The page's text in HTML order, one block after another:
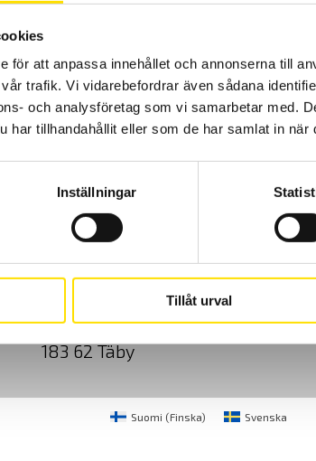
för att anpassa innehållet och annonserna till
trafik. Vi vidarebefordrar även sådana
och analysföretag som vi samarbetar med.
har tillhandahållit eller som de har samlat in när
Inställningar
Tillåt urval
Cookies
Sjöflygvägen 35
183 62 Täby
08-50 52 68
Suomi (Finska) Svenska